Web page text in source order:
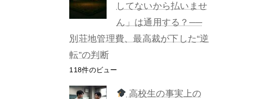
してないから払いませ
ん」は通用する？──
別荘地管理費、最高裁が下した“逆
転”の判断
118件のビュー
高校生の事実上の